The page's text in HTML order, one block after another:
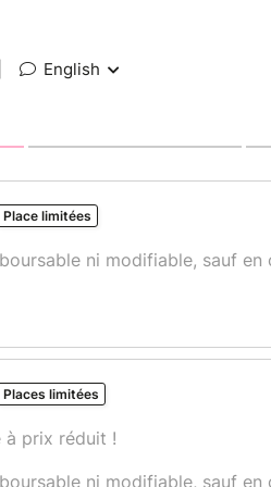
English
Place limitées
ni modifiable, sauf
Places limitées
à prix réduit !
ni modifiable, sauf